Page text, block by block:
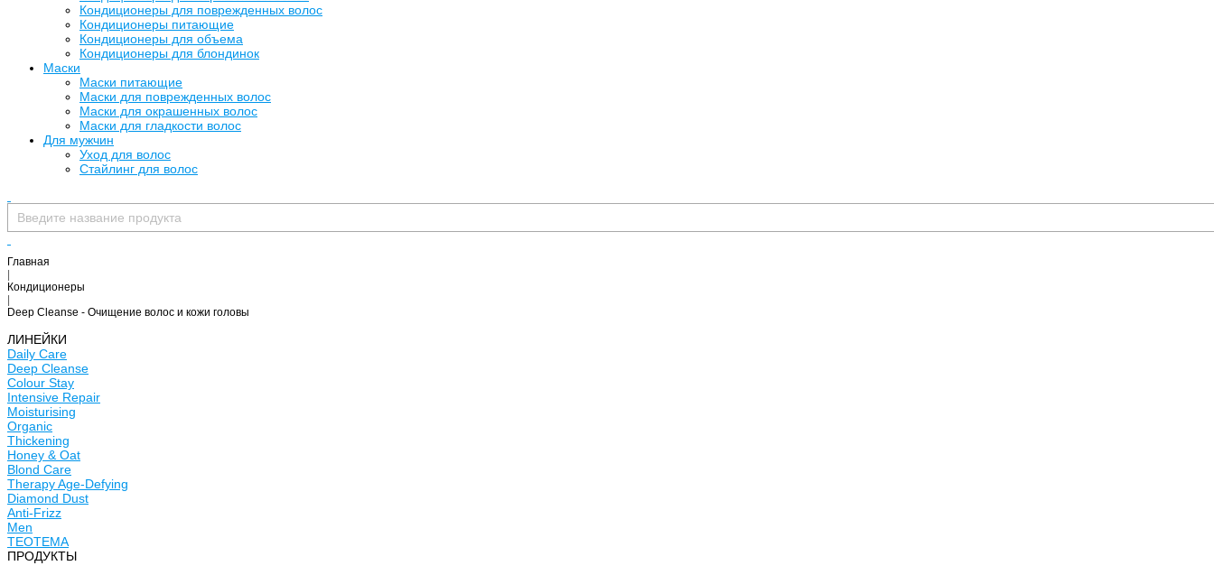
Кондиционеры для поврежденных волос
Кондиционеры питающие
Кондиционеры для объема
Кондиционеры для блондинок
Маски
Маски питающие
Маски для поврежденных волос
Маски для окрашенных волос
Маски для гладкости волос
Для мужчин
Уход для волос
Стайлинг для волос
Главная
Кондиционеры
Deep Cleanse - Очищение волос и кожи головы
ЛИНЕЙКИ
Daily Care
Deep Cleanse
Colour Stay
Intensive Repair
Moisturising
Organic
Thickening
Honey & Oat
Blond Care
Therapy Age-Defying
Diamond Dust
Anti-Frizz
Men
TEOTEMA
ПРОДУКТЫ